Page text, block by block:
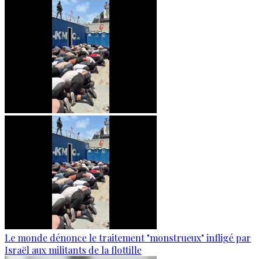
Le monde dénonce le traitement "monstrueux" infligé par
Israël aux militants de la flottille